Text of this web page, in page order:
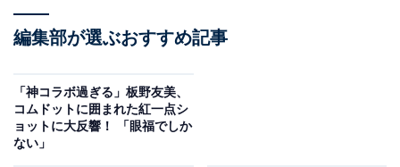
編集部が選ぶおすすめ記事
「神コラボ過ぎる」板野友美、
コムドットに囲まれた紅一点シ
ョットに大反響！ 「眼福でしか
ない」